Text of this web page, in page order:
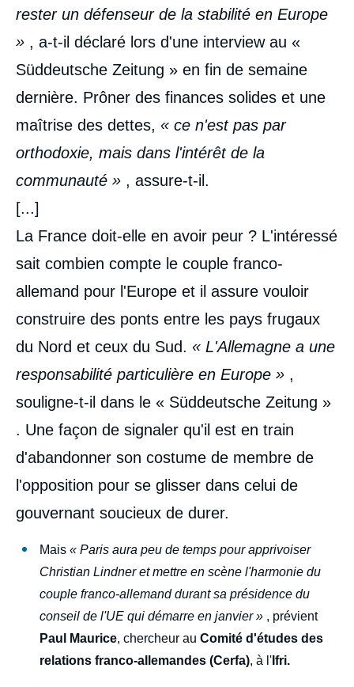
rester un défenseur de la stabilité en Europe
» , a-t-il déclaré lors d'une interview au «
Süddeutsche Zeitung » en fin de semaine
dernière. Prôner des finances solides et une
maîtrise des dettes, « ce n'est pas par
orthodoxie, mais dans l'intérêt de la
communauté » , assure-t-il.
[...]
La France doit-elle en avoir peur ? L'intéressé
sait combien compte le couple franco-
allemand pour l'Europe et il assure vouloir
construire des ponts entre les pays frugaux
du Nord et ceux du Sud. « L'Allemagne a une
responsabilité particulière en Europe » ,
souligne-t-il dans le « Süddeutsche Zeitung »
. Une façon de signaler qu'il est en train
d'abandonner son costume de membre de
l'opposition pour se glisser dans celui de
gouvernant soucieux de durer.
Mais « Paris aura peu de temps pour apprivoiser
Christian Lindner et mettre en scène l'harmonie du
couple franco-allemand durant sa présidence du
conseil de l'UE qui démarre en janvier » , prévient
Paul Maurice, chercheur au Comité d'études des
relations franco-allemandes (Cerfa), à l' Ifri.